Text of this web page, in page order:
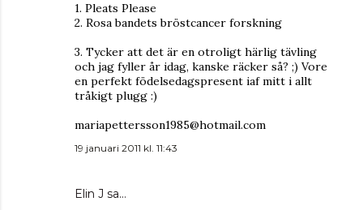
1. Pleats Please
2. Rosa bandets bröstcancer forskning
3. Tycker att det är en otroligt härlig tävling
och jag fyller år idag, kanske räcker så? ;) Vore
en perfekt födelsedagspresent iaf mitt i allt
tråkigt plugg :)
mariapettersson1985@hotmail.com
19 januari 2011 kl. 11:43
Elin J sa…